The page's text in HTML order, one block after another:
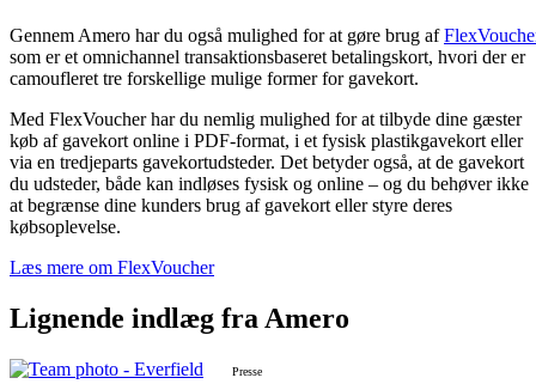
Gennem Amero har du også mulighed for at gøre brug af
som er et omnichannel transaktionsbaseret betalingskort, hvori der er
camoufleret tre forskellige mulige former for gavekort.
Med FlexVoucher har du nemlig mulighed for at tilbyde dine gæster
køb af gavekort online i PDF-format, i et fysisk plastikgavekort eller
via en tredjeparts gavekortudsteder. Det betyder også, at de gavekort
du udsteder, både kan indløses fysisk og online – og du behøver ikke
at begrænse dine kunders brug af gavekort eller styre deres
købsoplevelse.
Læs mere om FlexVoucher
Lignende indlæg fra Amero
Presse